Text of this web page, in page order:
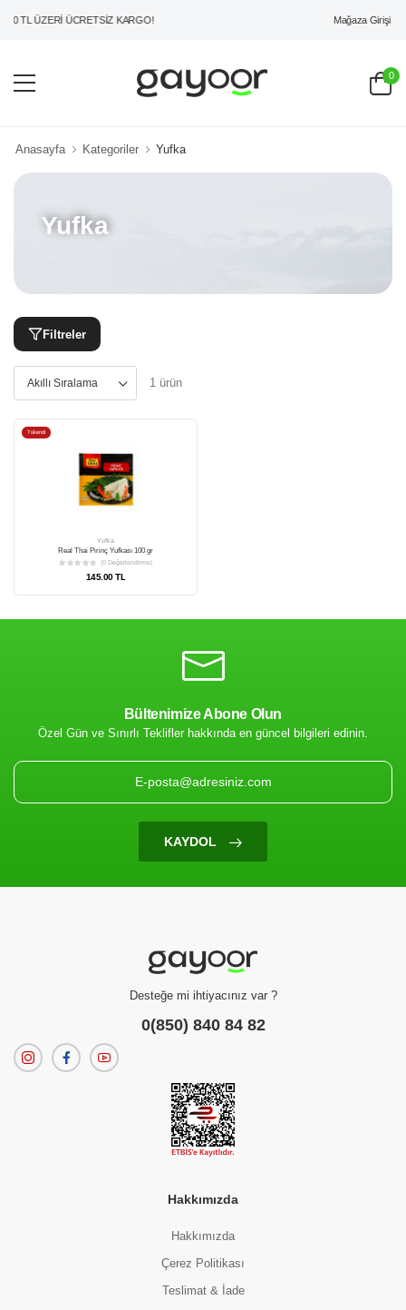
TL ÜZERİ ÜCRETSİZ KARGO! Mağaza Girişi
0
Anasayfa Kategoriler Yufka
Yufka
Filtreler
1 ürün
145.00 TL
Bültenimize Abone Olun
Özel Gün ve Sınırlı Teklifler hakkında en güncel bilgileri edinin.
KAYDOL
Desteğe mi ihtiyacınız var ?
0(850) 840 84 82
Hakkımızda
Hakkımızda
Çerez Politikası
Teslimat & İade